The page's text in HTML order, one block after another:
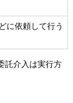
に依頼して行う
託介入は実行方